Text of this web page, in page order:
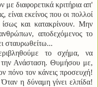
με διαφορετικά κριτήρια απ'
εκείνος που οι πολλοί
ίσως και κατακρίνουν. Μην
αποδεχόμενος το
σταυρωθείτω...
το σχήμα, να
την Ανάσταση. Θυμήσου με,
πόνο τον κάνεις προσευχή!
η δύναμη γίνει ελπίδα!